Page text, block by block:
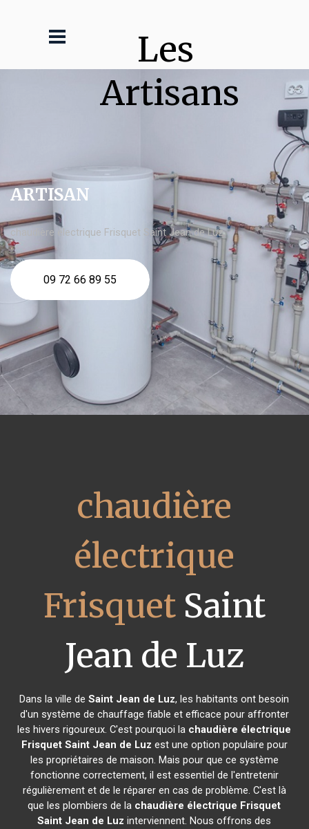
Les
Artisans
ARTISAN
chaudière électrique Frisquet Saint Jean de Luz
09 72 66 89 55
chaudière
électrique
FrisquetSaint
Jean de Luz
Dans la ville deSaint Jean de Luz, les habitants ont besoin
d'un système de chauffage fiable et efficace pour affronter
les hivers rigoureux. C'est pourquoi la chaudière électrique
Frisquet Saint Jean de Luz est une option populaire pour
les propriétaires de maison. Mais pour que ce système
fonctionne correctement, il est essentiel de l'entretenir
régulièrement et de le réparer en cas de problème. C'est là
que les plombiers de la chaudière électrique Frisquet
Saint Jean de Luz interviennent. Nous offrons des